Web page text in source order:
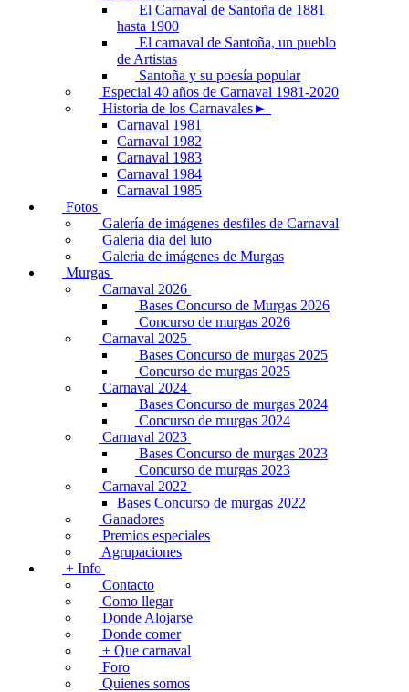
El Carnaval de Santoña de 1881
hasta 1900
El carnaval de Santoña, un pueblo
de Artistas
Santoña y su poesía popular
Especial 40 años de Carnaval 1981-2020
Historia de los Carnavales►
Carnaval 1981
Carnaval 1982
Carnaval 1983
Carnaval 1984
Carnaval 1985
Fotos
Galería de imágenes desfiles de Carnaval
Galeria dia del luto
Galeria de imágenes de Murgas
Murgas
Carnaval 2026
Bases Concurso de Murgas 2026
Concurso de murgas 2026
Carnaval 2025
Bases Concurso de murgas 2025
Concurso de murgas 2025
Carnaval 2024
Bases Concurso de murgas 2024
Concurso de murgas 2024
Carnaval 2023
Bases Concurso de murgas 2023
Concurso de murgas 2023
Carnaval 2022
Bases Concurso de murgas 2022
Ganadores
Premios especiales
Agrupaciones
+ Info
Contacto
Como llegar
Donde Alojarse
Donde comer
+ Que carnaval
Foro
Quienes somos